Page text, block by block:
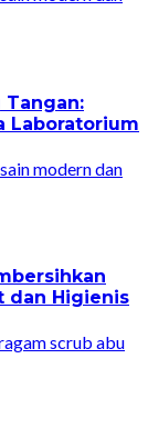
Tangan:
Laboratorium
dan Higienis